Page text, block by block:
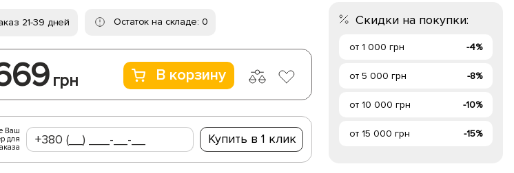
21-39 дней Остаток на складе: 0
грн В корзину
Ваш
для
Купить в 1 клик
Скидки на покупки:
от 1 000 грн -4%
от 5 000 грн -8%
от 10 000 грн -10%
от 15 000 грн -15%